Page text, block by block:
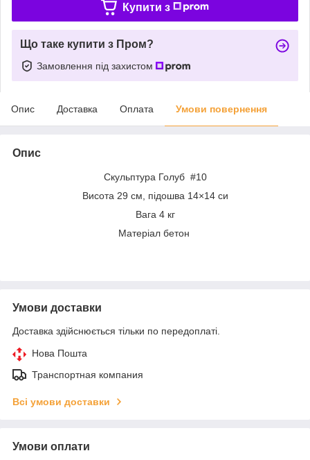
Купити з
Що таке купити з Пром?
Замовлення під захистом
Опис Доставка Оплата Умови повернення
Опис
Скульптура Голуб #10
Висота 29 см, підошва 14×14 си
Вага 4 кг
Матеріал бетон
Умови доставки
Доставка здійснюється тільки по передоплаті.
Нова Пошта
Транспортная компания
Всі умови доставки
Умови оплати